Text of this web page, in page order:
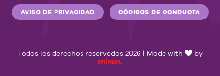
AVISO DE PRIVACIDAD CÓDIGOS DE CONDUCTA
Todos los derechos reservados 2026 | Made with by